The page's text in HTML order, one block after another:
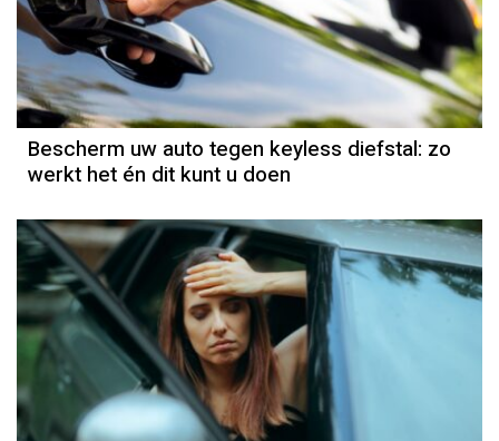
Bescherm uw auto tegen keyless diefstal: zo
werkt het én dit kunt u doen